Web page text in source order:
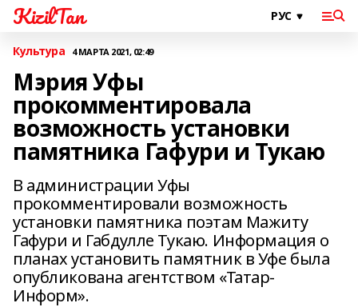
KizilTan
Культура 4 МАРТА 2021, 02:49
Мэрия Уфы
прокомментировала
возможность установки
памятника Гафури и Тукаю
В администрации Уфы
прокомментировали возможность
установки памятника поэтам Мажиту
Гафури и Габдулле Тукаю. Информация о
планах установить памятник в Уфе была
опубликована агентством «Татар-
Информ».